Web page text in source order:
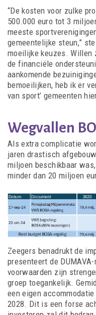
“De kosten voor zulke
500.000 euro tot 3
meeste
gemeentelijke steun,”
moeilijke keuzes. Willen
de financiële
aankomende
bemoeilijken, heb ik er
van sport’ gemeenten
Wegvallen
Als extra complicatie
jaren drastisch
miljoen beschikbaar
minder dan 20 miljoen
Zeegers benadrukt de
presenteert de
voorwaarden zijn
groep toegankelijk.
een eigen
2028. Dit is een forse